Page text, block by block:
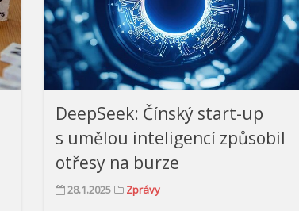
DeepSeek: Čínský start-up
s umělou inteligencí způsobil
otřesy na burze
28.1.2025 Zprávy